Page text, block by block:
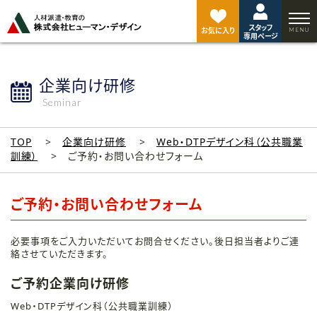
お気に入り
スタッフ
専用ページ
企業向け研修
Seminar
TOP 企業向け研修
Web・DTPデザイン科（公共職業
訓練）
ご予約・お問い合わせフォーム
ご予約・お問い合わせフォーム
必要事項をご入力いただいてお問合せください。後日担当者よりご連
絡させていただきます。
ご予約企業向け研修
Web・DTPデザイン科（公共職業訓練）
ジ
ト